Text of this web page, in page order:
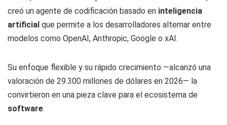
creó un agente de codificación basado en inteligencia
artificial que permite a los desarrolladores alternar entre
modelos como OpenAI, Anthropic, Google o xAI.
Su enfoque flexible y su rápido crecimiento —alcanzó una
valoración de 29.300 millones de dólares en 2026— la
convirtieron en una pieza clave para el ecosistema de
software.